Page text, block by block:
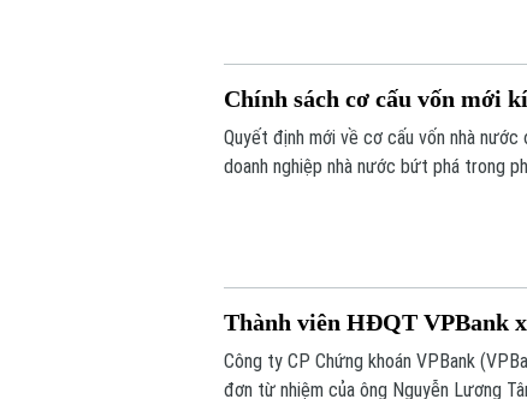
Chính sách cơ cấu vốn mới
Quyết định mới về cơ cấu vốn nhà
doanh nghiệp nhà nước bứt phá trong
Thành viên HĐQT VPBank
Công ty CP Chứng khoán VPBank
đơn từ nhiệm của ông Nguyễn Lương